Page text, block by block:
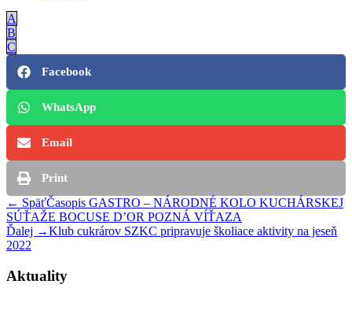
A
B
C
Facebook
WhatsApp
Email
Print
← SpäťČasopis GASTRO – NÁRODNÉ KOLO KUCHÁRSKEJ
SÚŤAŽE BOCUSE D’OR POZNÁ VÍŤAZA
Ďalej →Klub cukrárov SZKC pripravuje školiace aktivity na jeseň
2022
Aktuality